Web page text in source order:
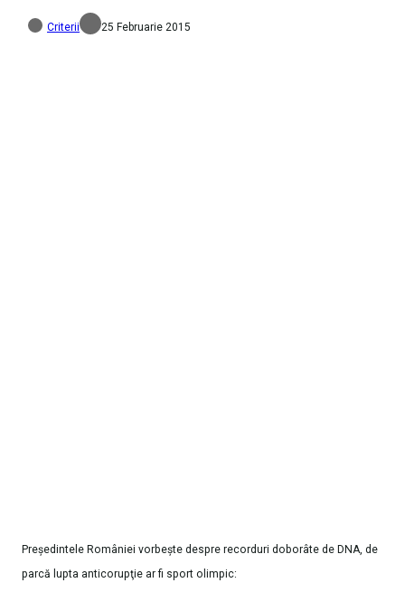
Criterii 25 Februarie 2015
Preşedintele României vorbeşte despre recorduri doborâte de DNA, de
parcă lupta anticorupţie ar fi sport olimpic: